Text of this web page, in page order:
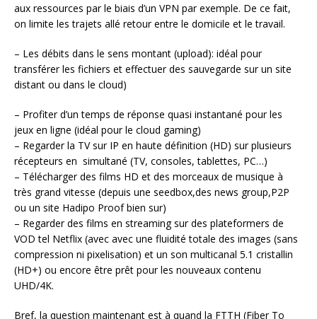
aux ressources par le biais d’un VPN par exemple. De ce fait,
on limite les trajets allé retour entre le domicile et le travail.
– Les débits dans le sens montant (upload): idéal pour
transférer les fichiers et effectuer des sauvegarde sur un site
distant ou dans le cloud)
– Profiter d’un temps de réponse quasi instantané pour les
jeux en ligne (idéal pour le cloud gaming)
– Regarder la TV sur IP en haute définition (HD) sur plusieurs
récepteurs en simultané (TV, consoles, tablettes, PC…)
– Télécharger des films HD et des morceaux de musique à
très grand vitesse (depuis une seedbox,des news group,P2P
ou un site Hadipo Proof bien sur)
– Regarder des films en streaming sur des plateformers de
VOD tel Netflix (avec avec une fluidité totale des images (sans
compression ni pixelisation) et un son multicanal 5.1 cristallin
(HD+) ou encore être prêt pour les nouveaux contenu
UHD/4K.
Bref, la question maintenant est à quand la FTTH (Fiber To